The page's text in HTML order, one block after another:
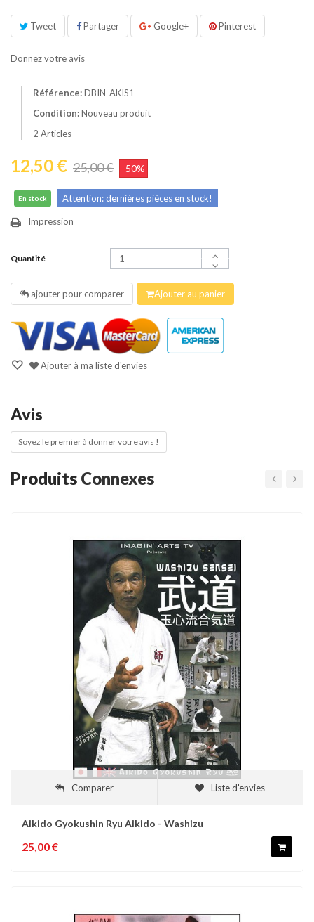
Tweet Partager Google+ Pinterest
Donnez votre avis
Référence:DBIN-AKIS1
Condition:Nouveau produit
2 Articles
12,50 € 25,00 € -50%
En stock Attention: dernières pièces en stock!
Impression
Quantité
ajouter pour comparer Ajouter au panier
Ajouter à ma liste d'envies
Avis
Soyez le premier à donner votre avis !
Produits Connexes
Comparer Liste d'envies
Aikido Gyokushin Ryu Aikido - Washizu
25,00 €